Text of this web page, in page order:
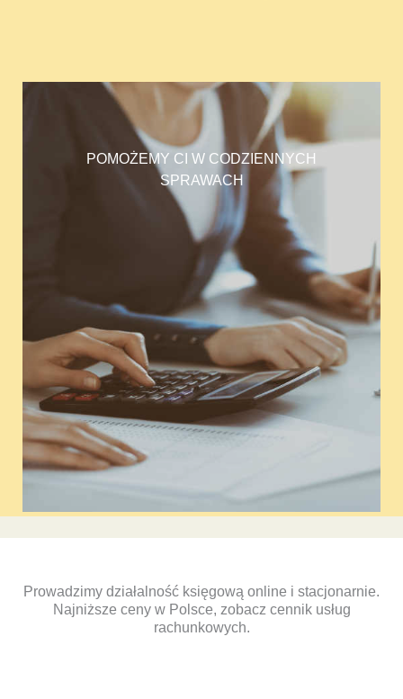
POMOŻEMY CI W CODZIENNYCH
SPRAWACH
Prowadzimy działalność księgową online i stacjonarnie.
Najniższe ceny w Polsce, zobacz cennik usług
rachunkowych.